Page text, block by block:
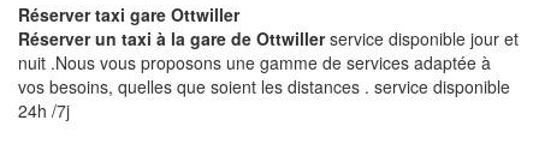
Réserver taxi gare Ottwiller
Réserver un taxi à la gare de Ottwillerservice disponible jour et
nuit .Nous vous proposons une gamme de services adaptée à
vos besoins, quelles que soient les distances . service disponible
24h /7j